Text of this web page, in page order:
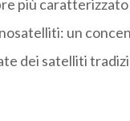
più
un
dei satelliti